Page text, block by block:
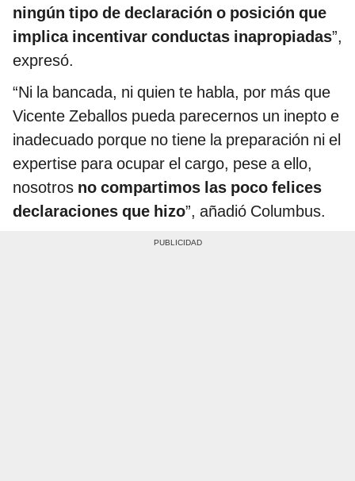
ningún tipo de declaración o posición que
implica incentivar conductas inapropiadas”,
expresó.
“Ni la bancada, ni quien te habla, por más que
Vicente Zeballos pueda parecernos un inepto e
inadecuado porque no tiene la preparación ni el
expertise para ocupar el cargo, pese a ello,
nosotros no compartimos las poco felices
declaraciones que hizo”, añadió Columbus.